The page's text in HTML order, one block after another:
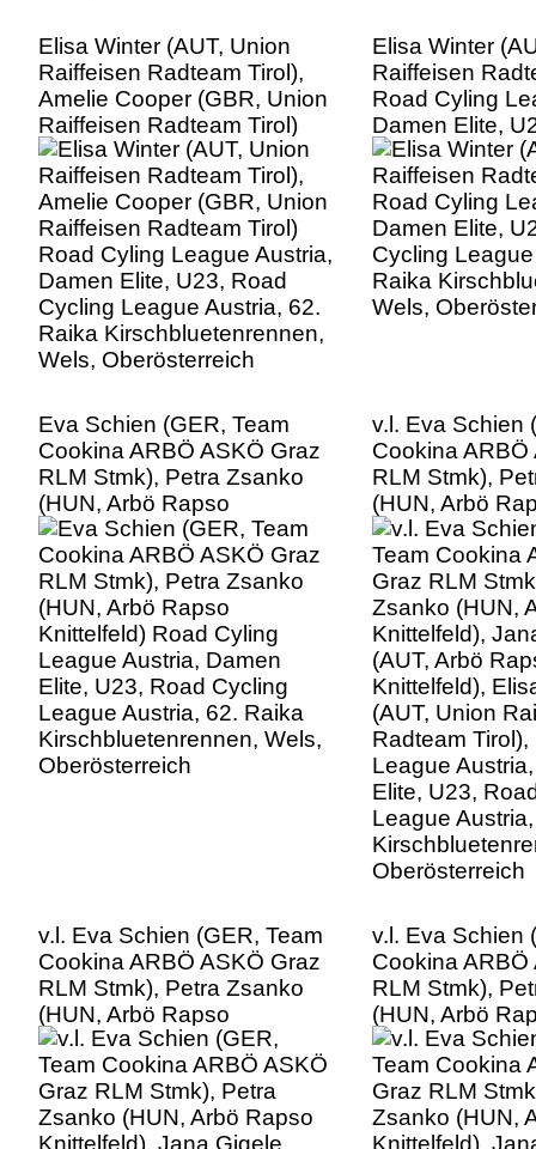
Elisa Winter (AUT, Union
Raiffeisen Radteam Tirol),
Amelie Cooper (GBR, Union
Raiffeisen Radteam Tirol)
Road Cyling League Austria,
Damen Elite, U23, Road
Cycling League Austria, 62.
Raika Kirschbluetenrennen,
Wels, Oberösterreich
Elisa Winter
Raiffeisen
Road Cyling
Damen Elite,
Cycling
Raika
Wels,
Eva Schien (GER, Team
Cookina ARBÖ ASKÖ Graz
RLM Stmk), Petra Zsanko
(HUN, Arbö Rapso
Knittelfeld) Road Cyling
League Austria, Damen
Elite, U23, Road Cycling
League Austria, 62. Raika
Kirschbluetenrennen, Wels,
Oberösterreich
v.l. Eva Schien
Cookina ARBÖ
RLM Stmk),
(HUN, Arbö
Knittelfeld),
(AUT, Arbö
Knittelfeld),
(AUT, Union
Radteam
League
Elite, U23,
League
Oberösterreich
v.l. Eva Schien (GER, Team
Cookina ARBÖ ASKÖ Graz
RLM Stmk), Petra Zsanko
(HUN, Arbö Rapso
Knittelfeld), Jana Gigele
(AUT, Arbö Rapso
Knittelfeld), Elisa Winter
(AUT, Union Raiffeisen
v.l. Eva Schien
Cookina ARBÖ
RLM Stmk),
(HUN, Arbö
Knittelfeld),
(AUT, Arbö
Knittelfeld),
(AUT, Union